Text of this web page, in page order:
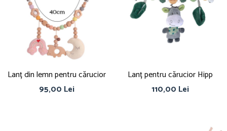
Lanț din lemn pentru cărucior
95,00 Lei
Lanț pentru cărucior Hipp
110,00 Lei